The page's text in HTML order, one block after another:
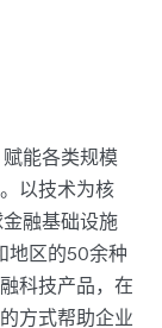
能各类规模
以技术为核
融基础设施
地区的50余种
科技产品，在
方式帮助企业